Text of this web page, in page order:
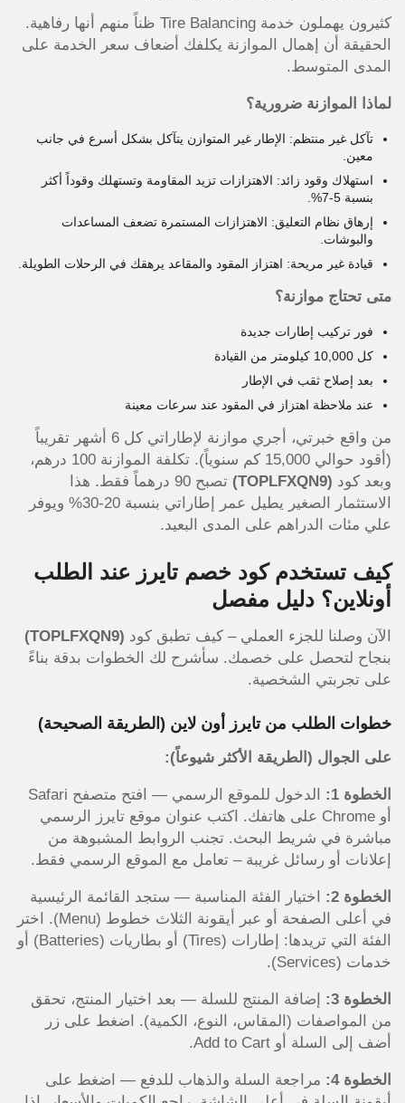
كثيرون يهملون خدمة Tire Balancing ظناً منهم أنها رفاهية.
الحقيقة أن إهمال الموازنة يكلفك أضعاف سعر الخدمة على
المدى المتوسط.
لماذا الموازنة ضرورية؟
تآكل غير منتظم: الإطار غير المتوازن يتآكل بشكل أسرع في جانب
معين.
استهلاك وقود زائد: الاهتزازات تزيد المقاومة وتستهلك وقوداً أكثر
بنسبة 5-7%.
إرهاق نظام التعليق: الاهتزازات المستمرة تضعف المساعدات
والبوشات.
قيادة غير مريحة: اهتزاز المقود والمقاعد يرهقك في الرحلات الطويلة.
متى تحتاج موازنة؟
فور تركيب إطارات جديدة
كل 10,000 كيلومتر من القيادة
بعد إصلاح ثقب في الإطار
عند ملاحظة اهتزاز في المقود عند سرعات معينة
من واقع خبرتي، أجري موازنة لإطاراتي كل 6 أشهر تقريباً
(أقود حوالي 15,000 كم سنوياً). تكلفة الموازنة 100 درهم،
وبعد كود (TOPLFXQN9)
تصبح 90 درهماً فقط. هذا
الاستثمار الصغير يطيل عمر إطاراتي بنسبة 20-30% ويوفر
علي مئات الدراهم على المدى البعيد.
كيف تستخدم كود خصم تايرز عند الطلب
أونلاين؟ دليل مفصل
الآن وصلنا للجزء العملي – كيف تطبق كود (TOPLFXQN9)
بنجاح لتحصل على خصمك. سأشرح لك الخطوات بدقة بناءً
على تجربتي الشخصية.
خطوات الطلب من تايرز أون لاين (الطريقة الصحيحة)
على الجوال (الطريقة الأكثر شيوعاً):
الخطوة 1:
الدخول للموقع الرسمي — افتح متصفح Safari
أو Chrome على هاتفك. اكتب عنوان موقع تايرز الرسمي
مباشرة في شريط البحث. تجنب الروابط المشبوهة من
إعلانات أو رسائل غريبة – تعامل مع الموقع الرسمي فقط.
الخطوة 2:
اختيار الفئة المناسبة — ستجد القائمة الرئيسية
في أعلى الصفحة أو عبر أيقونة الثلاث خطوط (Menu). اختر
الفئة التي تريدها: إطارات (Tires) أو بطاريات (Batteries) أو
خدمات (Services).
الخطوة 3:
إضافة المنتج للسلة — بعد اختيار المنتج، تحقق
من المواصفات (المقاس، النوع، الكمية). اضغط على زر
أضف إلى السلة أو Add to Cart.
الخطوة 4:
مراجعة السلة والذهاب للدفع — اضغط على